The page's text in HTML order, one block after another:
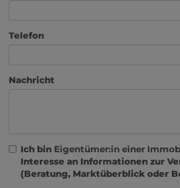
Telefon
Nachricht
Ich bin Eigentümer:in einer
Interesse an Informationen zur
(Beratung, Marktüberblick oder